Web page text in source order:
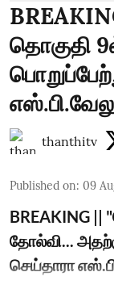
தொகுதி
thanthitv
Published on: 09
BREAKING
தோல்வி...
செய்தாரா